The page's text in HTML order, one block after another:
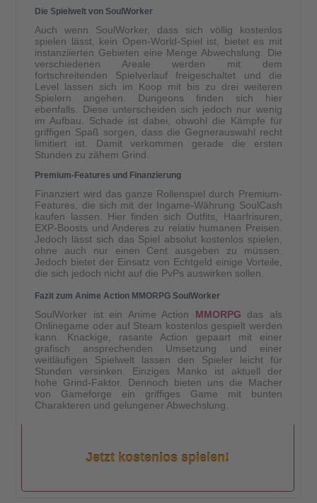
Die Spielwelt von SoulWorker
Auch wenn SoulWorker, dass sich völlig kostenlos
spielen lässt, kein Open-World-Spiel ist, bietet es mit
instanziierten Gebieten eine Menge Abwechslung. Die
verschiedenen Areale werden mit dem
fortschreitenden Spielverlauf freigeschaltet und die
Level lassen sich im Koop mit bis zu drei weiteren
Spielern angehen. Dungeons finden sich hier
ebenfalls. Diese unterscheiden sich jedoch nur wenig
im Aufbau. Schade ist dabei, obwohl die Kämpfe für
griffigen Spaß sorgen, dass die Gegnerauswahl recht
limitiert ist. Damit verkommen gerade die ersten
Stunden zu zähem Grind.
Premium-Features und Finanzierung
Finanziert wird das ganze Rollenspiel durch Premium-
Features, die sich mit der Ingame-Währung SoulCash
kaufen lassen. Hier finden sich Outfits, Haarfrisuren,
EXP-Boosts und Anderes zu relativ humanen Preisen.
Jedoch lässt sich das Spiel absolut kostenlos spielen,
ohne auch nur einen Cent ausgeben zu müssen.
Jedoch bietet der Einsatz von Echtgeld einige Vorteile,
die sich jedoch nicht auf die PvPs auswirken sollen.
Fazit zum Anime Action MMORPG SoulWorker
SoulWorker ist ein Anime Action MMORPG das als
Onlinegame oder auf Steam kostenlos gespielt werden
kann. Knackige, rasante Action gepaart mit einer
grafisch ansprechenden Umsetzung und einer
weitläufigen Spielwelt lassen den Spieler leicht für
Stunden versinken. Einziges Manko ist aktuell der
hohe Grind-Faktor. Dennoch bieten uns die Macher
von Gameforge ein griffiges Game mit bunten
Charakteren und gelungener Abwechslung.
Jetzt kostenlos spielen!